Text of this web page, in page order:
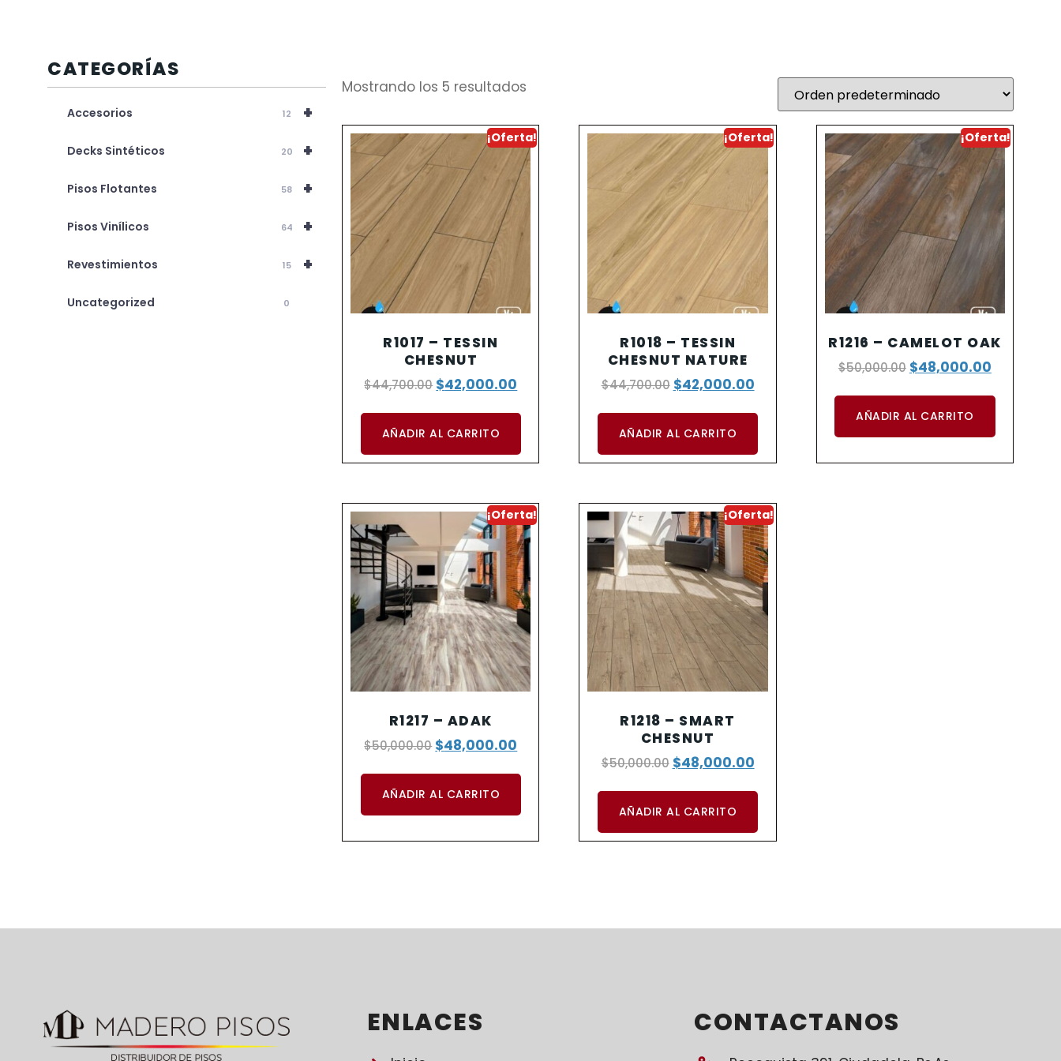
CATEGORÍAS
+
Accesorios 12
+
Decks Sintéticos 20
+
Pisos Flotantes 58
+
Pisos Vinílicos 64
+
Revestimientos 15
Uncategorized 0
Mostrando los 5 resultados
¡Oferta!
R1017 – TESSIN
CHESNUT
$44,700.00 $42,000.00
AÑADIR AL CARRITO
¡Oferta!
R1018 – TESSIN
CHESNUT NATURE
$44,700.00 $42,000.00
AÑADIR AL CARRITO
¡Oferta!
R1216 – CAMELOT OAK
$50,000.00 $48,000.00
AÑADIR AL CARRITO
¡Oferta!
R1217 – ADAK
$50,000.00 $48,000.00
AÑADIR AL CARRITO
¡Oferta!
R1218 – SMART
CHESNUT
$50,000.00 $48,000.00
AÑADIR AL CARRITO
ENLACES CONTACTANOS